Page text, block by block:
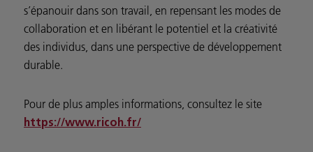
s’épanouir dans son travail, en repensant les modes de
collaboration et en libérant le potentiel et la créativité
des individus, dans une perspective de développement
durable.
Pour de plus amples informations, consultez le site
https://www.ricoh.fr/